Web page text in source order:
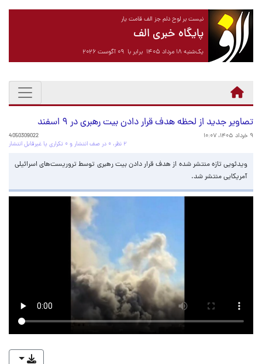
نیست بر لوح دلم جز الف قامت یار
پایگاه خبری الف
یک‌شنبه ۱۸ مرداد ۱۴۰۵ برابر با ۰۹ آگوست ۲۰۲۶
تصاویر جدید از لحظه هدف قرار دادن بیت رهبری در ۹ اسفند
۹ خرداد ۱۴۰۵، ۱۰:۰۷
4050309022
۲ نظر، ۰ در صف انتشار و ۰ تکراری یا غیرقابل انتشار
ویدئویی تازه منتشر شده از هدف قرار دادن بیت رهبری توسط تروریست‌های اسرائیلی
آمریکایی منتشر شد.